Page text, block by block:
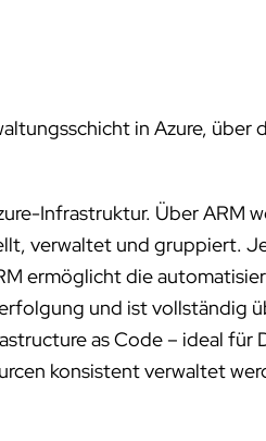
in Azure, über
Infrastruktur. Über ARM
verwaltet und gruppiert.
ermöglicht die
und ist vollständig
as Code – ideal für
konsistent verwaltet